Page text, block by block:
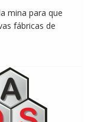
mina para que
fábricas de